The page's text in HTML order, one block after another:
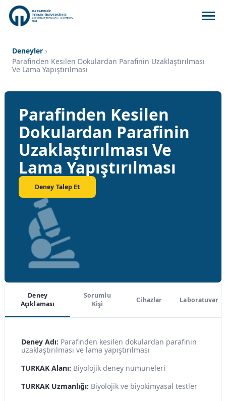
Deneyler
Parafinden Kesilen Dokulardan Parafinin Uzaklaştırılması
Ve Lama Yapıştırılması
Parafinden Kesilen
Dokulardan Parafinin
Uzaklaştırılması Ve
Lama Yapıştırılması
Deney Talep Et
Deney
Açıklaması
Sorumlu
Kişi
Cihazlar Laboratuvar
Deney Adı: Parafinden kesilen dokulardan parafinin
uzaklaştırılması ve lama yapıştırılması
TURKAK Alanı: Biyolojik deney numuneleri
TURKAK Uzmanlığı: Biyolojik ve biyokimyasal testler